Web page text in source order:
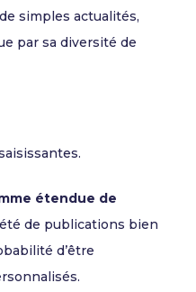
simples actualités,
par sa diversité de
étendue de
de publications bien
d’être